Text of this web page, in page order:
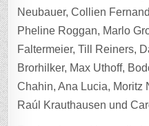
Neubauer, Collien
Pheline Roggan, Marlo
Faltermeier, Till Reiners,
Brorhilker, Max Uthoff,
Chahin, Ana Lucia, Moritz
Raúl Krauthausen und